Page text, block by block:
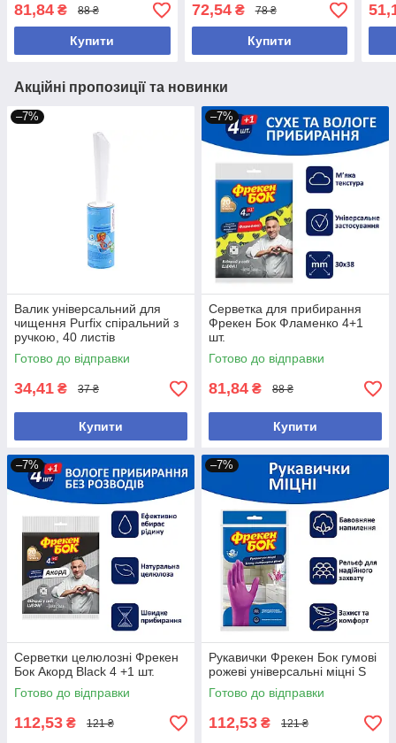
81,84 ₴ 88 ₴
Купити
72,54₴ 78 ₴
Купити
Акційні пропозиції та новинки
–7%
Валик універсальний для
чищення Purfix спіральний з
ручкою, 40 листів
Готово до відправки
34,41 ₴ 37 ₴
Купити
–7%
Серветка для прибирання
Фрекен Бок Фламенко 4+1
шт.
Готово до відправки
81,84 ₴ 88 ₴
Купити
–7%
Серветки целюлозні Фрекен
Бок Акорд Black 4 +1 шт.
Готово до відправки
112,53 ₴ 121 ₴
–7%
Рукавички Фрекен Бок гумові
рожевi універсальні міцні S
Готово до відправки
112,53 ₴ 121 ₴